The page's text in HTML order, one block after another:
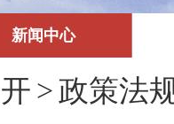
新闻中心
> 政策法